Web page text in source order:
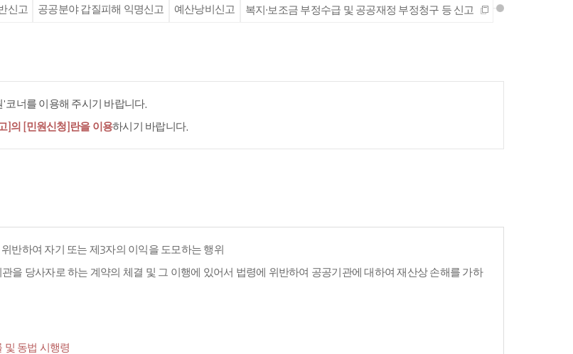
신고 공공분야 갑질피해 익명신고 예산낭비신고 복지·보조금 부정수급 및 공공재정 부정청구 등 신고
너를 이용해 주시기 바랍니다.
]의 [민원신청]란을 이용하시기 바랍니다.
반하여 자기 또는 제3자의 이익을 도모하는 행위
을 당사자로 하는 계약의 체결 및 그 이행에 있어서 법령에 위반하여 공공기관에 대하여 재산상 손해를 가하
및 동법 시행령